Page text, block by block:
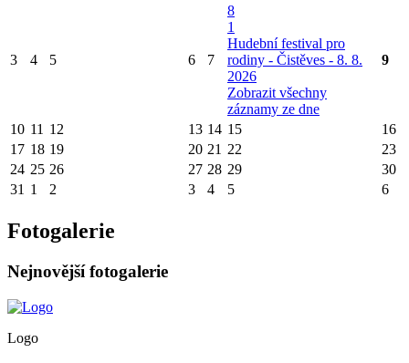
3 4 5 6 7
8
1
Hudební festival pro
rodiny - Čistěves - 8. 8.
2026
Zobrazit všechny
záznamy ze dne
9
10 11 12 13 14 15
16
17 18 19 20 21 22
23
24 25 26 27 28 29
30
31 1 2 3 4 5 6
Fotogalerie
Nejnovější fotogalerie
Logo